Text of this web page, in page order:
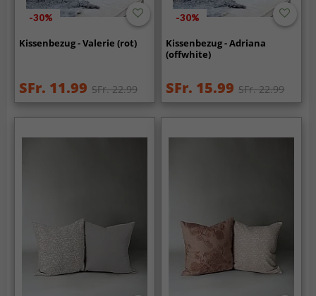
-30%
Kissenbezug - Valerie (rot)
SFr. 11.99 SFr. 22.99
-30%
Kissenbezug - Adriana
(offwhite)
SFr. 15.99 SFr. 22.99